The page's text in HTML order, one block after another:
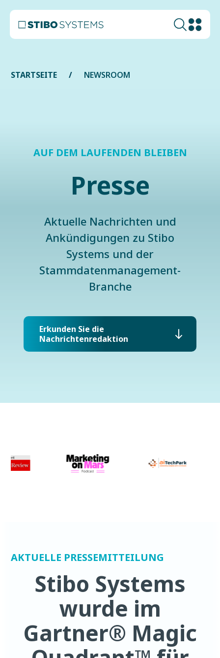
STARTSEITE NEWSROOM
AUF DEM LAUFENDEN BLEIBEN
Presse
Aktuelle Nachrichten und
Ankündigungen zu Stibo
Systems und der
Stammdatenmanagement-
Branche
Erkunden Sie die
Nachrichtenredaktion
AKTUELLE PRESSEMITTEILUNG
Stibo Systems
wurde im
Gartner® Magic